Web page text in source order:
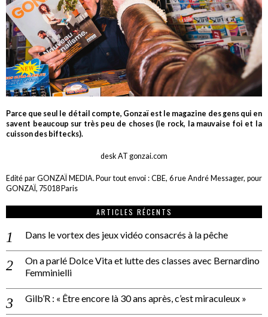
Parce que seul le détail compte, Gonzaï est le magazine des gens qui en
savent beaucoup sur très peu de choses (le rock, la mauvaise foi et la
cuisson des biftecks).
desk AT gonzai.com
Edité par GONZAÏ MEDIA. Pour tout envoi : CBE, 6 rue André Messager, pour
GONZAÏ, 75018 Paris
ARTICLES RÉCENTS
Dans le vortex des jeux vidéo consacrés à la pêche
On a parlé Dolce Vita et lutte des classes avec Bernardino
Femminielli
Gilb’R : « Être encore là 30 ans après, c’est miraculeux »